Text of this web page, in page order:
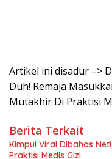
Artikel ini disadur –>
Duh! Remaja
Mutakhir Di Praktisi
Berita Terkait
Kimpul Viral Dibahas
Praktisi Medis Gizi